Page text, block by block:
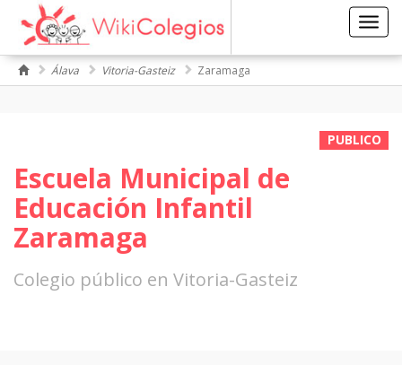
Álava Vitoria-Gasteiz Zaramaga
PUBLICO
Escuela Municipal de
Educación Infantil
Zaramaga
Colegio público en Vitoria-Gasteiz